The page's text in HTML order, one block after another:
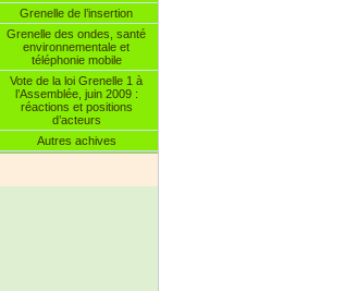
Grenelle de l’insertion
Grenelle des ondes, santé
environnementale et
téléphonie mobile
Vote de la loi Grenelle 1 à
l’Assemblée, juin 2009 :
réactions et positions
d’acteurs
Autres achives